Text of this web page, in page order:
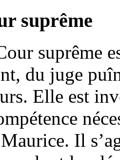
suprême
suprême
du juge
Elle est
Il